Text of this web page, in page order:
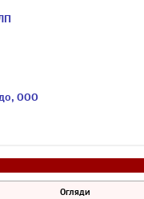
ООО
Огляди